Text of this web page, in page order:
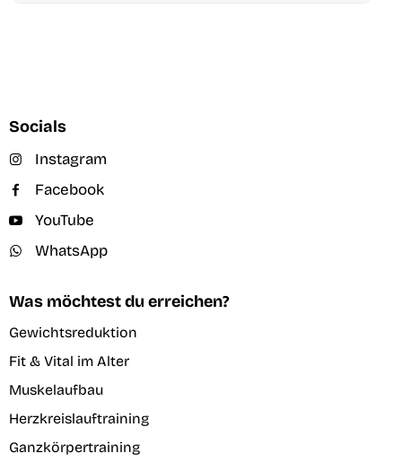
Socials
Instagram
Facebook
YouTube
WhatsApp
Was möchtest du erreichen?
Gewichtsreduktion
Fit & Vital im Alter
Muskelaufbau
Herzkreislauftraining
Ganzkörpertraining